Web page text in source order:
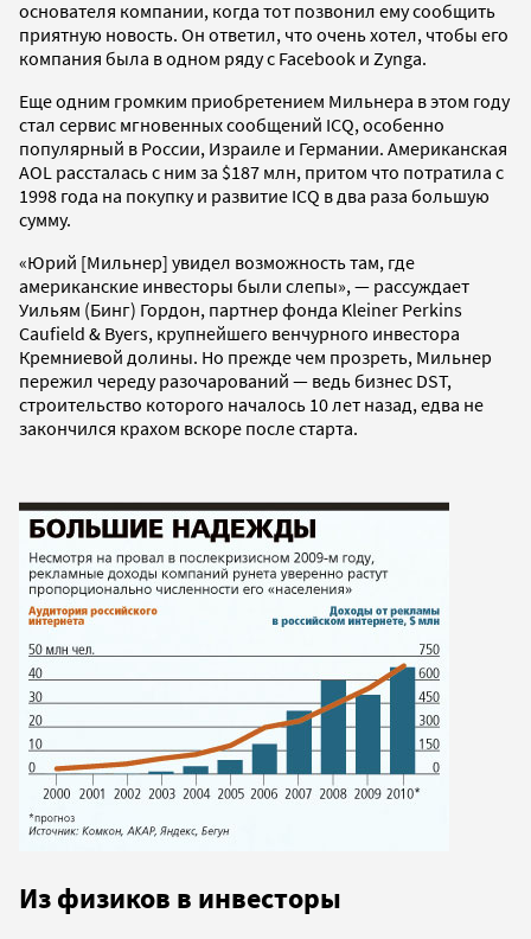
основателя компании, когда тот позвонил ему сообщить
приятную новость. Он ответил, что очень хотел, чтобы его
компания была в одном ряду с Facebook и Zynga.
Еще одним громким приобретением Мильнера в этом году
стал сервис мгновенных сообщений ICQ, особенно
популярный в России, Израиле и Германии. Американская
AOL рассталась с ним за $187 млн, притом что потратила с
1998 года на покупку и развитие ICQ в два раза большую
сумму.
«Юрий [Мильнер] увидел возможность там, где
американские инвесторы были слепы», — рассуждает
Уильям (Бинг) Гордон, партнер фонда Kleiner Perkins
Caufield & Byers, крупнейшего венчурного инвестора
Кремниевой долины. Но прежде чем прозреть, Мильнер
пережил череду разочарований — ведь бизнес DST,
строительство которого началось 10 лет назад, едва не
закончился крахом вскоре после старта.
Из физиков в инвесторы